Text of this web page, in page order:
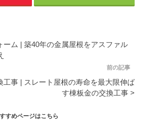
ーム | 築40年の金属屋根をアスファル
前の記事
工事 | スレート屋根の寿命を最大限伸ば
す棟板金の交換工事 >
すめページはこちら